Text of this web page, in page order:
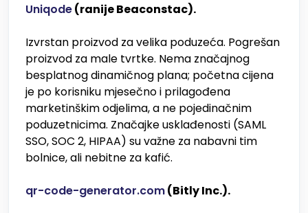
Uniqode(ranije Beaconstac).
Izvrstan proizvod za velika poduzeća. Pogrešan
proizvod za male tvrtke. Nema značajnog
besplatnog dinamičnog plana; početna cijena
je po korisniku mjesečno i prilagođena
marketinškim odjelima, a ne pojedinačnim
poduzetnicima. Značajke usklađenosti (SAML
SSO, SOC 2, HIPAA) su važne za nabavni tim
bolnice, ali nebitne za kafić.
qr-code-generator.com(Bitly Inc.).